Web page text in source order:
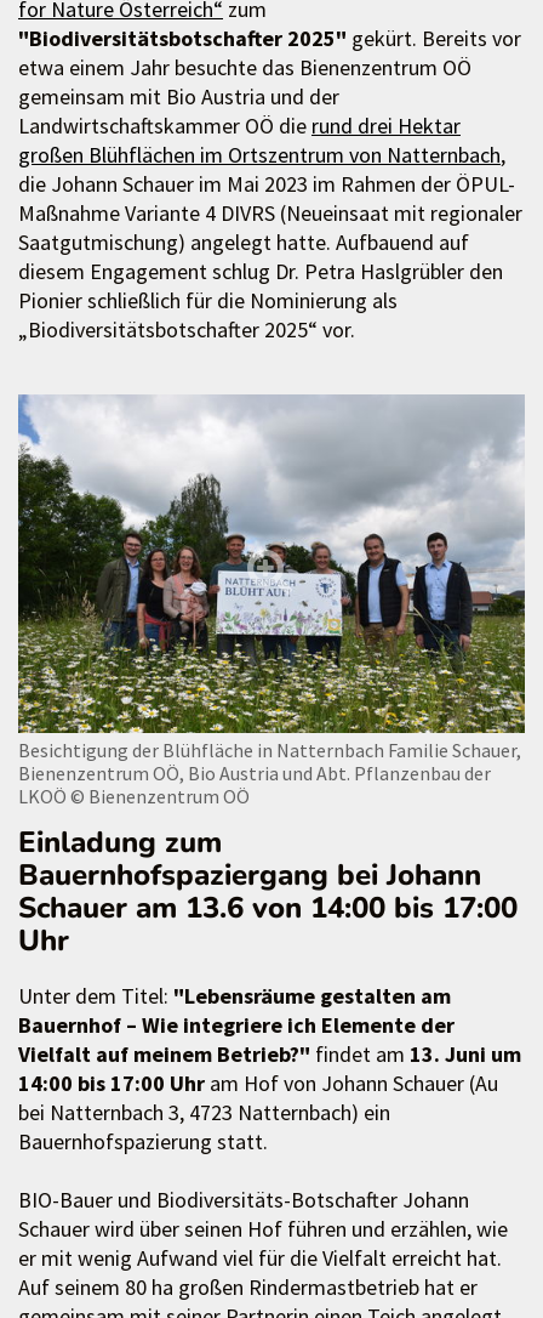
for Nature Österreich“ zum
"Biodiversitätsbotschafter 2025" gekürt. Bereits vor
etwa einem Jahr besuchte das Bienenzentrum OÖ
gemeinsam mit Bio Austria und der
Landwirtschaftskammer OÖ die rund drei Hektar
großen Blühflächen im Ortszentrum von Natternbach,
die Johann Schauer im Mai 2023 im Rahmen der ÖPUL-
Maßnahme Variante 4 DIVRS (Neueinsaat mit regionaler
Saatgutmischung) angelegt hatte. Aufbauend auf
diesem Engagement schlug Dr. Petra Haslgrübler den
Pionier schließlich für die Nominierung als
„Biodiversitätsbotschafter 2025“ vor.
Besichtigung der Blühfläche in Natternbach Familie Schauer,
Bienenzentrum OÖ, Bio Austria und Abt. Pflanzenbau der
LKOÖ © Bienenzentrum OÖ
Einladung zum
Bauernhofspaziergang bei Johann
Schauer am 13.6 von 14:00 bis 17:00
Uhr
Unter dem Titel: "Lebensräume gestalten am
Bauernhof – Wie integriere ich Elemente der
Vielfalt auf meinem Betrieb?" findet am 13. Juni um
14:00 bis 17:00 Uhr am Hof von Johann Schauer (Au
bei Natternbach 3, 4723 Natternbach) ein
Bauernhofspazierung statt.
BIO-Bauer und Biodiversitäts-Botschafter Johann
Schauer wird über seinen Hof führen und erzählen, wie
er mit wenig Aufwand viel für die Vielfalt erreicht hat.
Auf seinem 80 ha großen Rindermastbetrieb hat er